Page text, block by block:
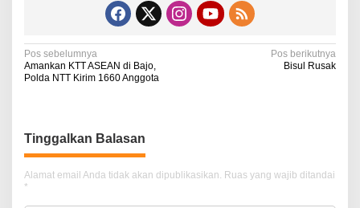
N
a
i
g
a
s
Pos sebelumnya
Amankan KTT ASEAN di Bajo,
Polda NTT Kirim 1660 Anggota
Pos berikutnya
Bisul Rusak
Tinggalkan Balasan
Alamat email Anda tidak akan dipublikasikan. Ruas yang wajib ditandai
*